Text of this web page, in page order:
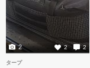
2 2
2
タープ